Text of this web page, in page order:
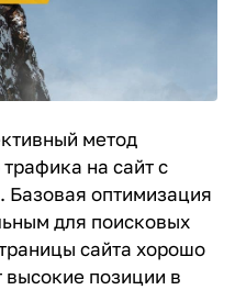
метод
на сайт с
оптимизация
для поисковых
сайта хорошо
позиции в